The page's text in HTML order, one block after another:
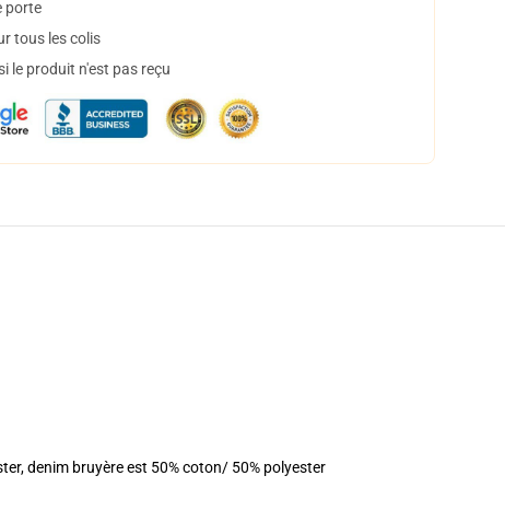
porte
tous les colis
le produit n'est pas reçu
denim bruyère est 50% coton/ 50% polyester